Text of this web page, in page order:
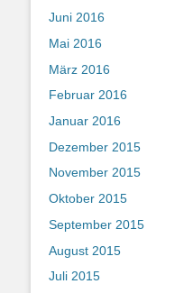
Juni 2016
Mai 2016
März 2016
Februar 2016
Januar 2016
Dezember 2015
November 2015
Oktober 2015
September 2015
August 2015
Juli 2015